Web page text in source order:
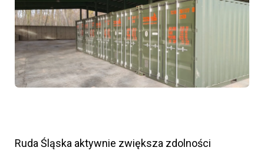
Ruda Śląska aktywnie zwiększa zdolności